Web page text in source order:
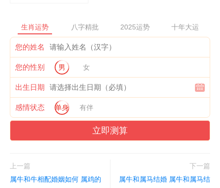
生肖运势 八字精批 2025运势 十年大运
您的姓名
您的性别 男 女
出生日期
感情状态 单身 有伴
立即测算
上一篇
属牛和牛相配婚姻如何 属鸡的
下一篇
属牛和属马结婚 属牛和属马结